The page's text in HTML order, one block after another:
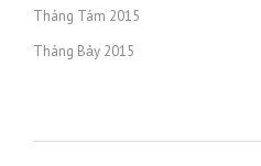
Tháng Tám 2015
Tháng Bảy 2015